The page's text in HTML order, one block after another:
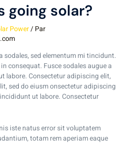
going solar?
Power/ Par
sodales, sed elementum mi tincidunt.
consequat. Fusce sodales augue a
labore. Consectetur adipiscing elit,
sed do eiusm onsectetur adipiscing
ut labore. Consectetur
iste natus error sit voluptatem
totam rem aperiam eaque